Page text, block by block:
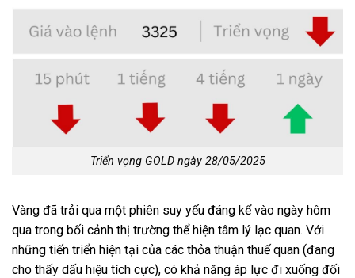
Triển vọng GOLD ngày 28/05/2025
Vàng đã trải qua một phiên suy yếu đáng kể vào ngày hôm
qua trong bối cảnh thị trường thể hiện tâm lý lạc quan. Với
những tiến triển hiện tại của các thỏa thuận thuế quan (đang
cho thấy dấu hiệu tích cực), có khả năng áp lực đi xuống đối